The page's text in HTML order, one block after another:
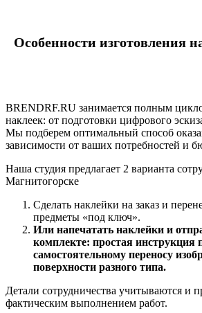
Особенности изготовления
BRENDRF.RU занимается полным
наклеек: от подготовки цифрового
Мы подберем оптимальный способ
зависимости от ваших потребностей и
Наша студия предлагает 2 варианта
Магнитогорске
Сделать наклейки на заказ и
предметы «под ключ».
Или напечатать наклейки и
комплекте: простая инструкция
самостоятельному переносу
поверхности разного типа.
Детали сотрудничества учитываются и
фактическим выполнением работ.